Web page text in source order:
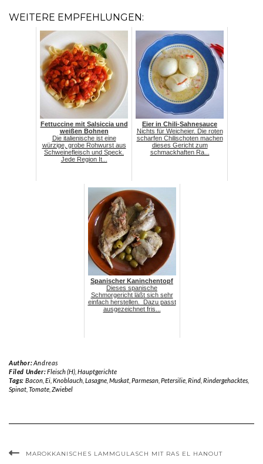
WEITERE EMPFEHLUNGEN:
Fettuccine mit Salsiccia und
weißen Bohnen
Die italienische ist eine
würzige, grobe Rohwurst aus
Schweinefleisch und Speck.
Jede Region It...
Eier in Chili-Sahnesauce
Nichts für Weicheier. Die roten
scharfen Chilischoten machen
dieses Gericht zum
schmackhaften Ra...
Spanischer Kaninchentopf
Dieses spanische
Schmorgericht läßt sich sehr
einfach herstellen. Dazu passt
ausgezeichnet fris...
Author:Andreas
Filed Under:Fleisch (H), Hauptgerichte
Tags: Bacon, Ei, Knoblauch, Lasagne, Muskat, Parmesan, Petersilie, Rind, Rindergehacktes,
Spinat Tomate Zwiebel
MAROKKANISCHES LAMMGULASCH MIT RAS EL HANOUT